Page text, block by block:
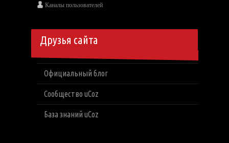
Каналы пользователей
Друзья сайта
Официальный блог
Сообщество uCoz
База знаний uCoz